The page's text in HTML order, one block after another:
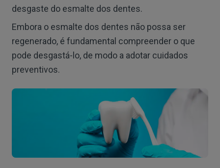
desgaste do esmalte dos dentes.
Embora o esmalte dos dentes não possa ser
regenerado, é fundamental compreender o que
pode desgastá-lo, de modo a adotar cuidados
preventivos.